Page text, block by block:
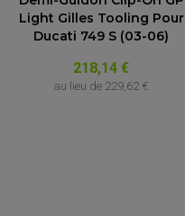
Light Gilles Tooling Pour
Ducati 749 S (03-06)
218,14 €
au lieu de 229,62 €